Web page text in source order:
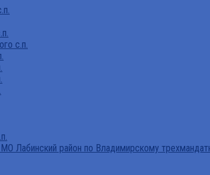
с.п.
Лабинский район по Владимирскому